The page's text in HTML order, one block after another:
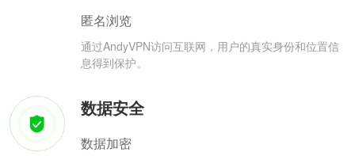
匿名浏览
通过AndyVPN访问互联网，用户的真实身份和位置信
息得到保护。
数据安全
数据加密